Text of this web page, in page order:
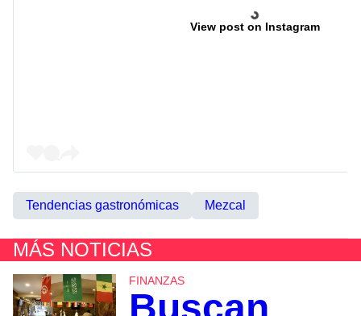
View post on Instagram
Tendencias gastronómicas Mezcal
MÁS NOTICIAS
FINANZAS